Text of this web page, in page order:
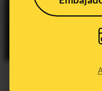
explota un
camión que